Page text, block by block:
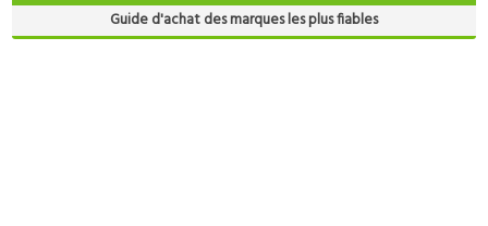
Guide d'achat des marques les plus fiables